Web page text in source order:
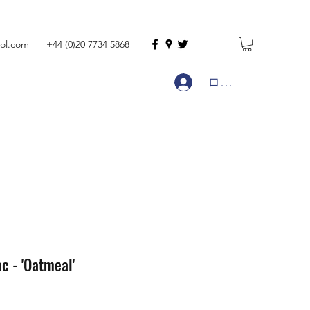
+44 (0)20 7734 5868
ログイン
- 'Oatmeal'